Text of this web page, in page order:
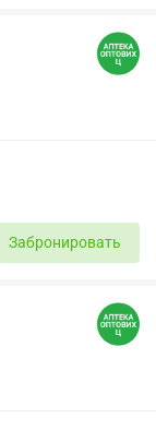
Забронировать